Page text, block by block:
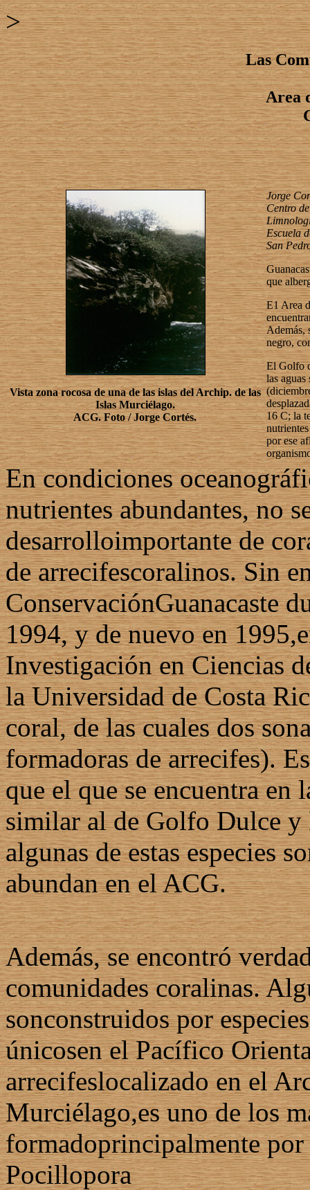
>
Las
Area
Vista zona rocosa de una de las islas del Archip. de las
Islas Murciélago.
ACG. Foto / Jorge Cortés.
Jorge
Centro
Escuela
San
que
E1 Area
Además,
negro,
El Golfo
las aguas
16 C; la
por ese
En condiciones
nutrientes abundantes, no
desarrolloimportante de
de arrecifescoralinos. Sin
ConservaciónGuanacaste
1994, y de nuevo en
Investigación en Ciencias
la Universidad de Costa
coral, de las cuales dos
formadoras de arrecifes).
que el que se encuentra en
similar al de Golfo Dulce
algunas de estas especies
abundan en el ACG.
Además, se encontró
comunidades coralinas.
sonconstruidos por
únicosen el Pacífico
arrecifeslocalizado en el
Murciélago,es uno de los
formadoprincipalmente por
Pocillopora